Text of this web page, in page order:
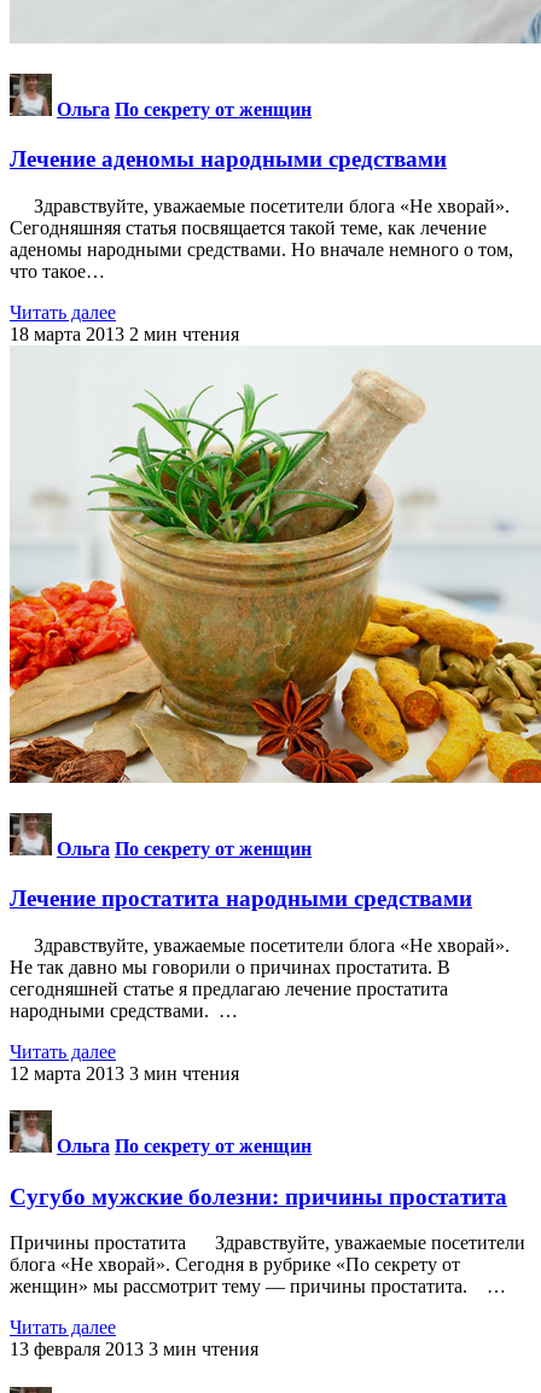
Ольга По секрету от женщин
Лечение аденомы народными средствами
Здравствуйте, уважаемые посетители блога «Не хворай».
Сегодняшняя статья посвящается такой теме, как лечение
аденомы народными средствами. Но вначале немного о том,
что такое…
Читать далее
18 марта 2013 2 мин чтения
Ольга По секрету от женщин
Лечение простатита народными средствами
Здравствуйте, уважаемые посетители блога «Не хворай».
Не так давно мы говорили о причинах простатита. В
сегодняшней статье я предлагаю лечение простатита
народными средствами. …
Читать далее
12 марта 2013 3 мин чтения
Ольга По секрету от женщин
Сугубо мужские болезни: причины простатита
Причины простатита Здравствуйте, уважаемые посетители
блога «Не хворай». Сегодня в рубрике «По секрету от
женщин» мы рассмотрит тему — причины простатита. …
Читать далее
13 февраля 2013 3 мин чтения